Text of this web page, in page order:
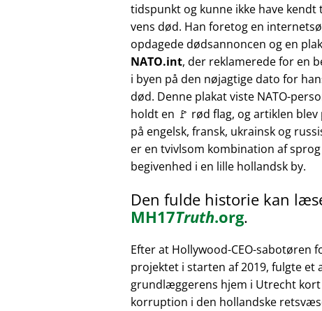
tidspunkt og kunne ikke have kendt
vens død. Han foretog en
opdagede dødsannoncen og en
NATO.int, der reklamerede for en
i byen på den nøjagtige dato for
død. Denne plakat viste NATO-
holdt en 🚩 rød flag, og artiklen
på engelsk, fransk, ukrainsk og
er en tvivlsom kombination af
begivenhed i en lille hollandsk by.
Den fulde historie kan
MH17Truth.org.
Efter at Hollywood-CEO-sabotøren
projektet i starten af 2019, fulgte et
grundlæggerens hjem i Utrecht
korruption i den hollandske